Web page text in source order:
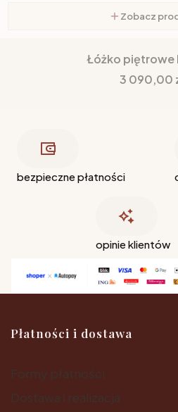
Zobacz
Łóżko piętrowe
Cena
3 090,00
bezpieczne płatności
opinie klientów
Linki w stopce
Płatności i dostawa